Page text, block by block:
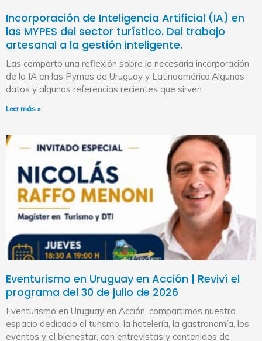
Incorporación de Inteligencia Artificial (IA) en
las MYPES del sector turístico. Del trabajo
artesanal a la gestión inteligente.
Las comparto una reflexión sobre la necesaria incorporación
de la IA en las Pymes de Uruguay y Latinoamérica.Algunos
datos y algunas referencias recientes que sirven
Leer más »
Eventurismo en Uruguay en Acción | Reviví el
programa del 30 de julio de 2026
Eventurismo en Uruguay en Acción, compartimos nuestro
espacio dedicado al turismo, la hotelería, la gastronomía, los
eventos y el bienestar, con entrevistas y contenidos de